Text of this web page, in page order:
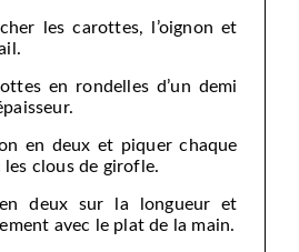
les carottes, l’oignon et
en rondelles d’un demi
en deux et piquer chaque
les clous de girofle.
en deux sur la longueur et
avec le plat de la main.